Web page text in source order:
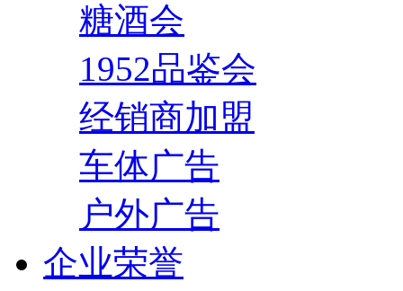
糖酒会
1952品鉴会
经销商加盟
车体广告
户外广告
企业荣誉